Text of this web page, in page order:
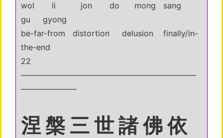
wol li jon do mong sang
gu gyong
be-far-from distortion delusion finally/in-
the-end
22
——————————————————————
———————
涅 槃 三 世 諸 佛 依